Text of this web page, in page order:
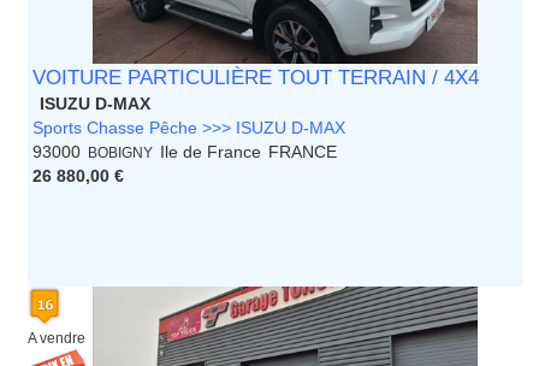
VOITURE PARTICULIÈRE TOUT TERRAIN / 4X4
ISUZU D-MAX
Sports Chasse Pêche >>> ISUZU D-MAX
93000
BOBIGNY Ile de France FRANCE
26 880,00 €
A vendre